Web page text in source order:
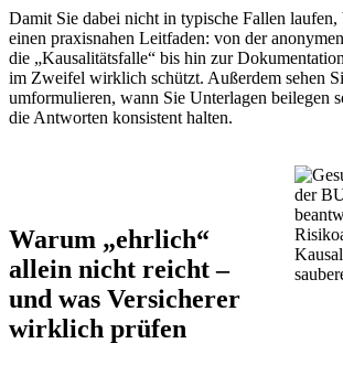
Damit Sie dabei nicht in typische Fallen laufen,
einen praxisnahen Leitfaden: von der
die „Kausalitätsfalle“ bis hin zur
im Zweifel wirklich schützt. Außerdem sehen
umformulieren, wann Sie Unterlagen beilegen
die Antworten konsistent halten.
Warum „ehrlich“
allein nicht reicht –
und was Versicherer
wirklich prüfen